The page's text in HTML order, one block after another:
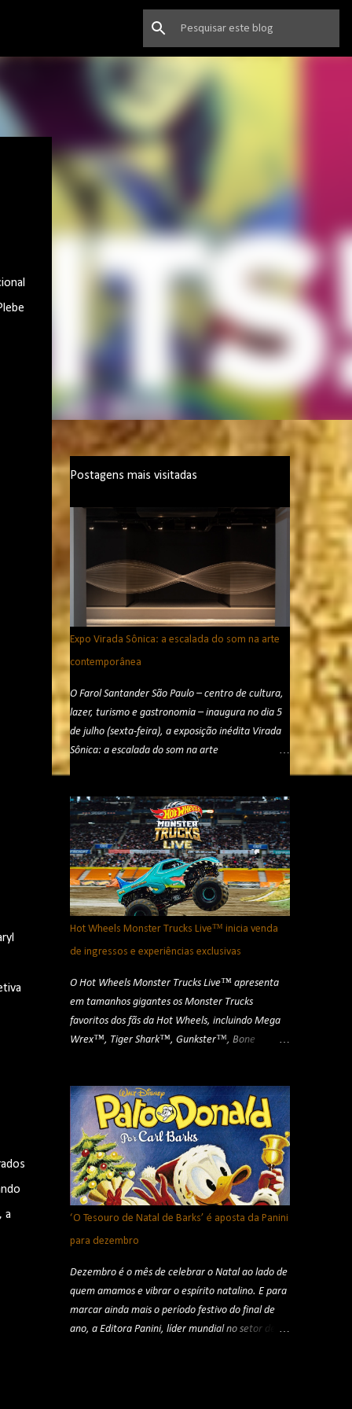
a
Postagens mais visitadas
Expo Virada Sônica: a escalada do som na arte
contemporânea
O Farol Santander São Paulo – centro de cultura,
lazer, turismo e gastronomia – inaugura no dia 5
de julho (sexta-feira), a exposição inédita Virada
Sônica: a escalada do som na arte
contemporânea. Com curadoria de Chico Dub, a
artistas nacionais e internacionais, evidencia o
protagonismo sonoro na arte contemporânea por
meio de conceitos como a fisicalidade do som,
fenômenos acústicos, fonofotografias, sonificação
plásticas, paisagens e gambiarras sonoras, sons
inauditos, cosmofonias, escuta profunda e a
Brasil, a exposição ocupará as galerias do 24º e
23º andares do icônico edifício, ficando em
exibição até o dia 13 de outubro (domingo).
Virada Sonora - Créditos: Rodrigo Reis A mostra
apresenta instalações, objetos, esculturas,
fotografias. De pi...
Hot Wheels Monster Trucks Live™ inicia venda
de ingressos e experiências exclusivas
O Hot Wheels Monster Trucks Live™ apresenta
em tamanhos gigantes os Monster Trucks
favoritos dos fãs da Hot Wheels, incluindo Mega
Wrex™, Tiger Shark™, Gunkster™, Bone
de velocidade, manobras radicais e muita
adrenalina para o público. O espetáculo também
tem a participação de um robô transformável e as
manobras aéreas da equipe de motocross
freestyle Hot Wheels Monster Trucks Live.
Créditos: divulgação As apresentações começam
Curitiba, com sessão em 15 de agosto, na
Pedreira Paulo Leminski. A turnê continua em São
Paulo, no dia 22 de agosto, na Mercado Livre
Arena Pacaembu, e termina em Brasília, em 29
de agosto, na Arena BRB Estádio Mané
‘O Tesouro de Natal de Barks’ é aposta da Panini
para dezembro
Dezembro é o mês de celebrar o Natal ao lado de
quem amamos e vibrar o espírito natalino. E para
marcar ainda mais o período festivo do final de
ano, a Editora Panini, líder mundial no setor de